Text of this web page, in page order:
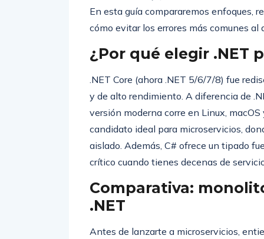
En esta guía compararemos enfoques,
cómo evitar los errores más comunes al
¿Por qué elegir .NET
.NET Core (ahora .NET 5/6/7/8) fue
y de alto rendimiento. A diferencia de
versión moderna corre en Linux,
candidato ideal para microservicios,
aislado. Además, C# ofrece un tipado
crítico cuando tienes decenas de
Comparativa:
.NET
Antes de lanzarte a microservicios,